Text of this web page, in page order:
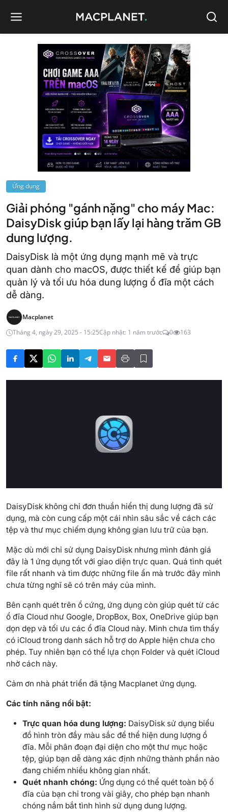
Ứng dụng
Giải phóng "gánh nặng" cho máy Mac:
DaisyDisk giúp bạn lấy lại hàng trăm GB
dung lượng.
DaisyDisk là một ứng dụng mạnh mẽ và trực
quan dành cho macOS, được thiết kế để giúp bạn
quản lý và tối ưu hóa dung lượng ổ đĩa một cách
dễ dàng.
Macplanet
Tháng 4, ngày 29, 2025 - 15:25Cập nhật: 1 năm trước 0 163
DaisyDisk không chỉ đơn thuần hiển thị dung lượng đã sử
dụng, mà còn cung cấp một cái nhìn sâu sắc về cách các
tệp và thư mục chiếm dụng không gian lưu trữ của bạn.
Mặc dù mới chỉ sử dụng DaisyDisk nhưng mình đánh giá
đây là 1 ứng dụng tốt với giao diện trực quan. Quá tình quét
file rất nhanh và tìm được những file ẩn mà trước đây mình
chưa từng nghĩ sẽ có trên máy của mình.
Bên cạnh quét trên ổ cứng, ứng dụng còn giúp quét từ các
ổ đĩa Cloud như Google, DropBox, Box, OneDrive giúp bạn
dọn dẹp và tối ưu các ổ đĩa Cloud này. Mình chưa tìm thấy
có iCloud trong danh sách hỗ trợ do Apple hiện chưa cho
phép. Tuy nhiên bạn có thể lựa chọn Folder và quét iCloud
nhờ cách này.
Cảm ơn nhà phát triển đã tặng Macplanet ứng dụng.
Các tính năng nổi bật:
Trực quan hóa dung lượng: DaisyDisk sử dụng biểu
đồ hình tròn đầy màu sắc để thể hiện dung lượng ổ
đĩa. Mỗi phân đoạn đại diện cho một thư mục hoặc
tệp, giúp bạn dễ dàng xác định những thành phần nào
đang chiếm nhiều không gian nhất.
Quét nhanh chóng: Ứng dụng có thể quét toàn bộ ổ
đĩa của bạn chỉ trong vài giây, cho phép bạn nhanh
chóng nắm bắt tình hình sử dụng dung lượng.